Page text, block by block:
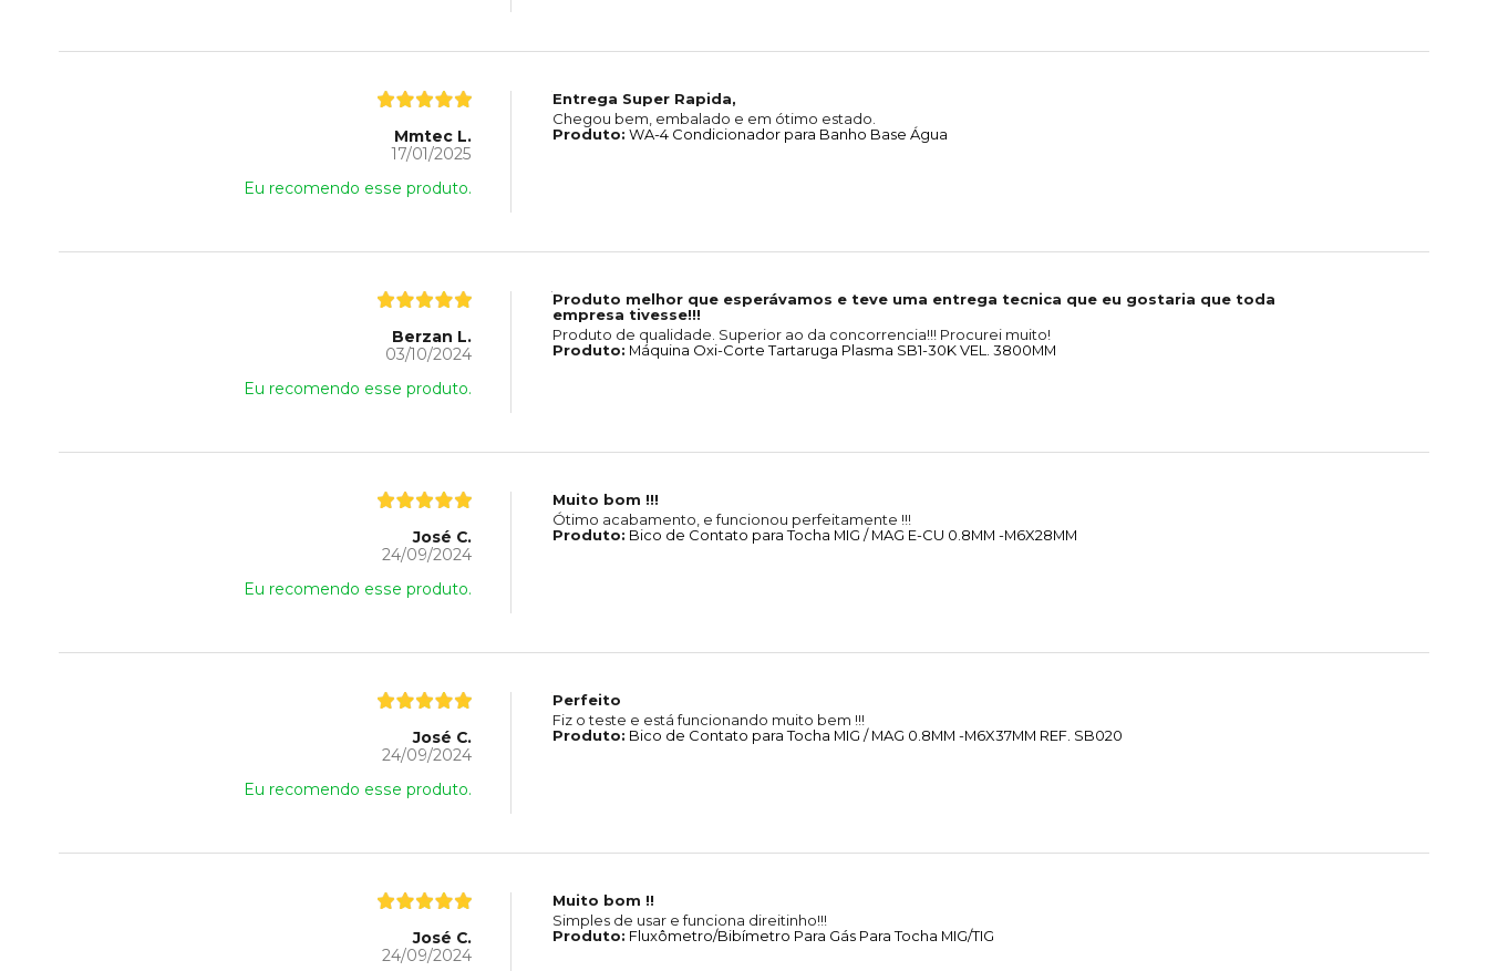
Mmtec L.
17/01/2025
Eu recomendo esse produto.
Entrega Super Rapida,
Chegou bem, embalado e em ótimo estado.
Produto: WA-4 Condicionador para Banho Base Água
Berzan L.
03/10/2024
Eu recomendo esse produto.
Produto melhor que esperávamos e teve uma entrega tecnica que eu gostaria que toda
empresa tivesse!!!
Produto de qualidade. Superior ao da concorrencia!!! Procurei muito!
Produto: Máquina Oxi-Corte Tartaruga Plasma SB1-30K VEL. 3800MM
José C.
24/09/2024
Eu recomendo esse produto.
Muito bom !!!
Ótimo acabamento, e funcionou perfeitamente !!!
Produto: Bico de Contato para Tocha MIG / MAG E-CU 0.8MM -M6X28MM
José C.
24/09/2024
Eu recomendo esse produto.
Perfeito
Fiz o teste e está funcionando muito bem !!!
Produto: Bico de Contato para Tocha MIG / MAG 0.8MM -M6X37MM REF. SB020
José C.
24/09/2024
Muito bom !!
Simples de usar e funciona direitinho!!!
Produto: Fluxômetro/Bibímetro Para Gás Para Tocha MIG/TIG